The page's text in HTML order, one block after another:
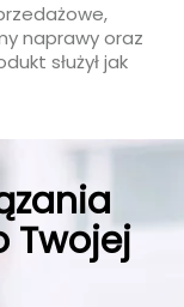
naprawy oraz
służył jak
Twojej